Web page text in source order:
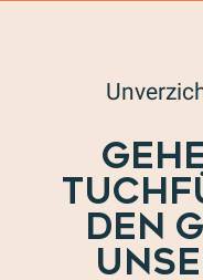
DEN